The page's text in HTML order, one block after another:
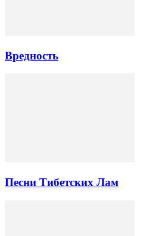
Вредность
Песни Тибетских Лам